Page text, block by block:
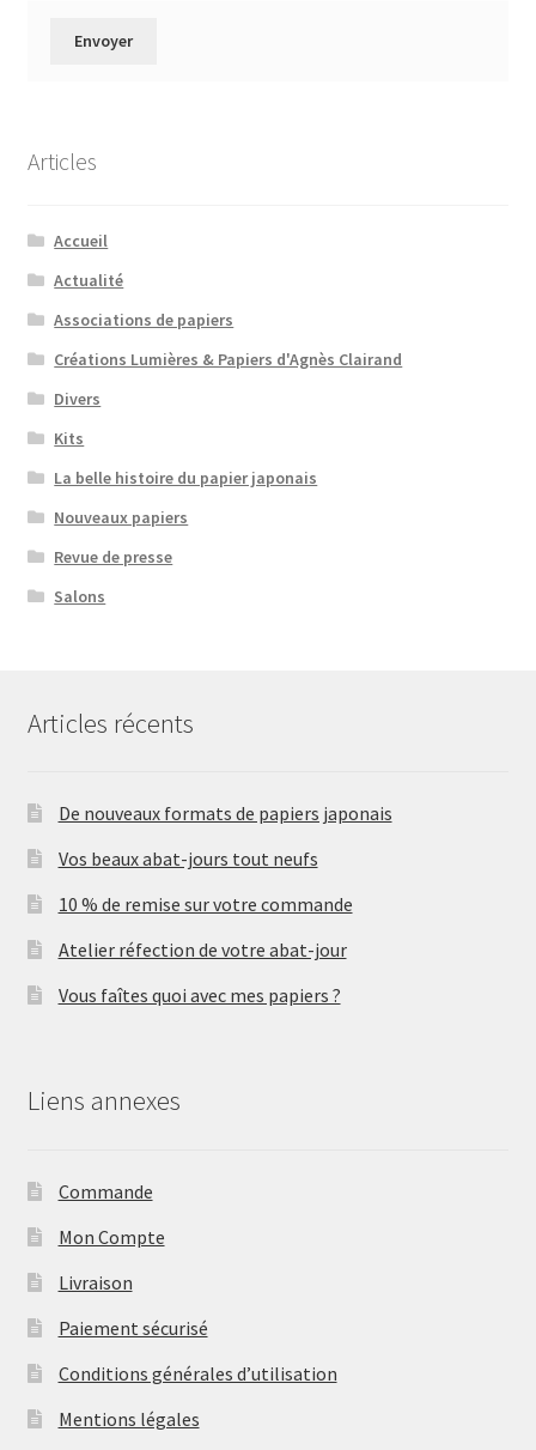
Articles
Accueil
Actualité
Associations de papiers
Créations Lumières & Papiers d'Agnès Clairand
Divers
Kits
La belle histoire du papier japonais
Nouveaux papiers
Revue de presse
Salons
Articles récents
De nouveaux formats de papiers japonais
Vos beaux abat-jours tout neufs
10 % de remise sur votre commande
Atelier réfection de votre abat-jour
Vous faîtes quoi avec mes papiers ?
Liens annexes
Commande
Mon Compte
Livraison
Paiement sécurisé
Conditions générales d’utilisation
Mentions légales